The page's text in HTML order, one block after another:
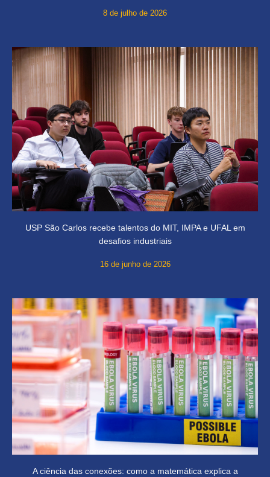
8 de julho de 2026
USP São Carlos recebe talentos do MIT, IMPA e UFAL em
desafios industriais
16 de junho de 2026
A ciência das conexões: como a matemática explica a